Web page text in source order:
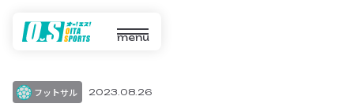
menu
フットサル 2023.08.26